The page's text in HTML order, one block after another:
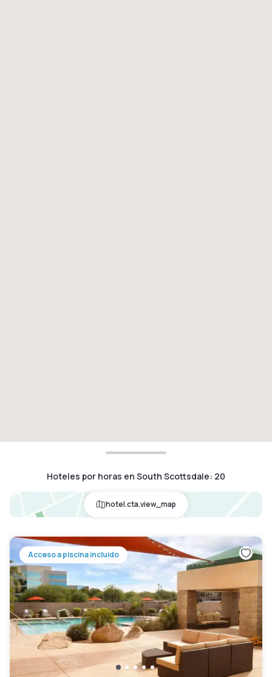
Hoteles por horas en South Scottsdale: 20
hotel.cta.view_map
Acceso a piscina incluido